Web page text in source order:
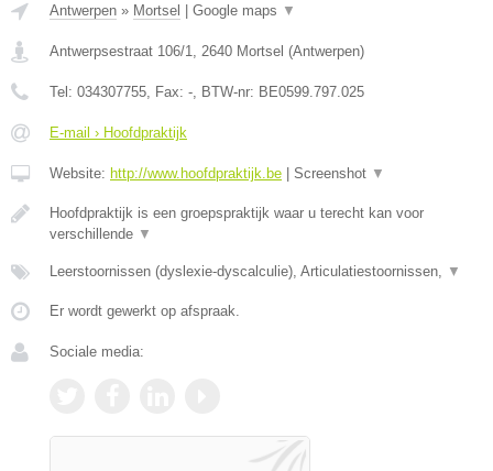
Antwerpen » Mortsel Google maps ▼
Antwerpsestraat 106/1 2640 Mortsel (Antwerpen)
Tel: 034307755 , Fax: - , BTW-nr: BE0599.797.025
E-mail › Hoofdpraktijk
Website: http://www.hoofdpraktijk.be Screenshot ▼
Hoofdpraktijk is een groepspraktijk waar u terecht kan voor
verschillende ▼
Leerstoornissen (dyslexie-dyscalculie), Articulatiestoornissen, ▼
Er wordt gewerkt op afspraak.
Sociale media: